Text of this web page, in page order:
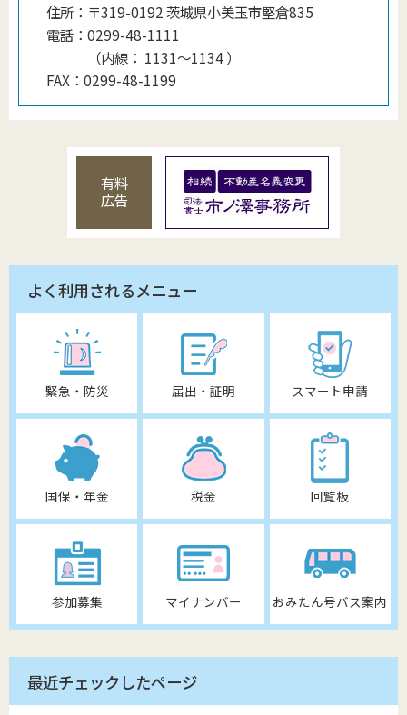
住所： 〒319-0192 茨城県小美玉市堅倉835
電話： 0299-48-1111
（内線 ： 1131〜1134）
FAX： 0299-48-1199
有料
広告
よく利用されるメニュー
緊急・防災 届出・証明 スマート申請
国保・年金 税金 回覧板
参加募集 マイナンバー おみたん号バス案内
最近チェックしたページ